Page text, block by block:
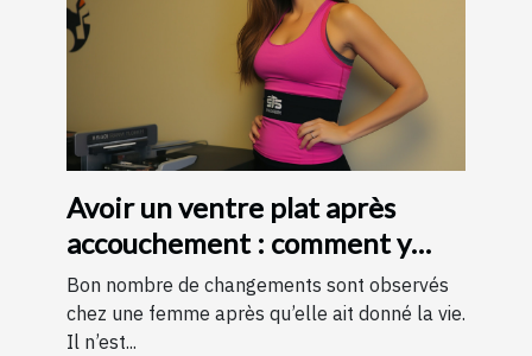
Avoir un ventre plat après
accouchement : comment y
parvenir ?
Bon nombre de changements sont observés
chez une femme après qu’elle ait donné la vie.
Il n’est...